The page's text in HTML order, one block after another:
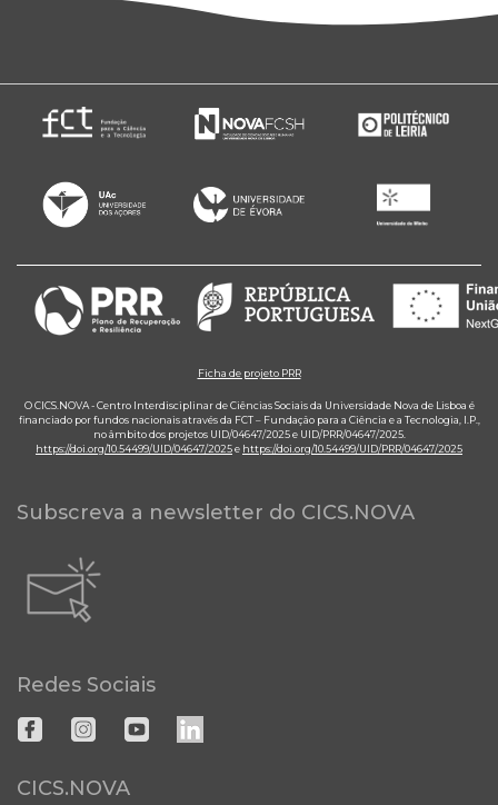
Ficha de projeto PRR
O CICS.NOVA - Centro Interdisciplinar de Ciências Sociais da Universidade Nova de Lisboa é
financiado por fundos nacionais através da FCT – Fundação para a Ciência e a Tecnologia, I.P.,
no âmbito dos projetos UID/04647/2025 e UID/PRR/04647/2025.
https://doi.org/10.54499/UID/04647/2025e https://doi.org/10.54499/UID/PRR/04647/2025
Subscreva a newsletter do CICS.NOVA
Redes Sociais
CICS.NOVA